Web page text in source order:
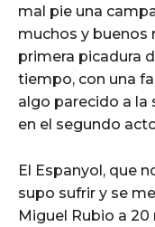
mal pie una
muchos y buenos
primera picadura
tiempo, con una
algo parecido a la
en el segundo
El Espanyol, que
supo sufrir y se
Miguel Rubio a